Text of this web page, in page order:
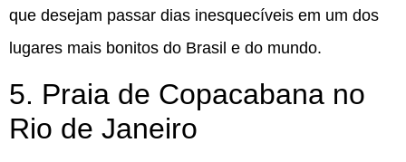
que desejam passar dias inesquecíveis em um dos
lugares mais bonitos do Brasil e do mundo.
5. Praia de Copacabana no
Rio de Janeiro